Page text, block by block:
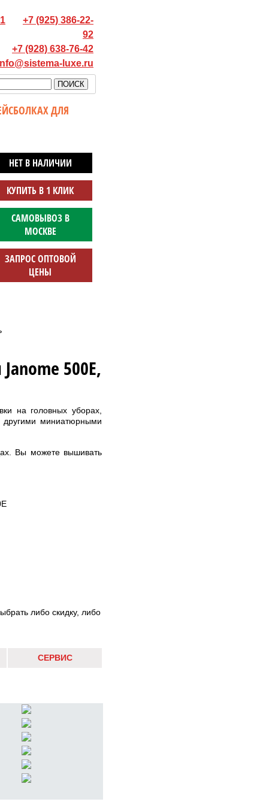
+7 (925) 386-22-
92
+7 (928) 638-76-42
luxe.ru
ДЛЯ
НЕТ В НАЛИЧИИ
КУПИТЬ В 1 КЛИК
САМОВЫВОЗ В
МОСКВЕ
ЗАПРОС ОПТОВОЙ
ЦЕНЫ
500E,
на головных уборах,
миниатюрными
Вы можете вышивать
либо скидку, либо
СЕРВИС